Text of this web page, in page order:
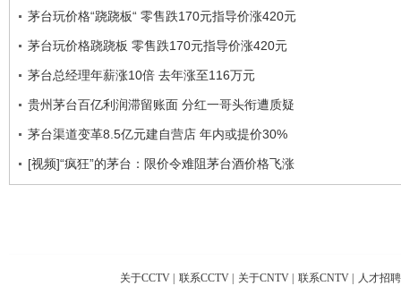
茅台玩价格“跷跷板“ 零售跌170元指导价涨420元
茅台玩价格跷跷板 零售跌170元指导价涨420元
茅台总经理年薪涨10倍 去年涨至116万元
贵州茅台百亿利润滞留账面 分红一哥头衔遭质疑
茅台渠道变革8.5亿元建自营店 年内或提价30%
[视频]“疯狂”的茅台：限价令难阻茅台酒价格飞涨
关于CCTV 联系CCTV 关于CNTV 联系CNTV 人才招聘